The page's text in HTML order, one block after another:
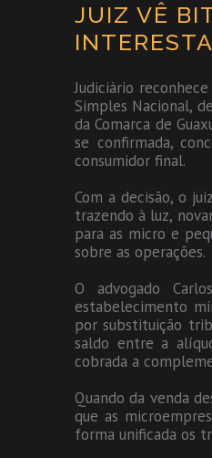
JUIZ VÊ
Judiciário
Simples Nacional,
da Comarca de
se confirmada,
consumidor final.
Com a decisão, o
trazendo à luz,
para as micro e
sobre as operações.
O advogado
estabelecimento
por substituição
saldo entre a
cobrada a
Quando da venda
que as
forma unificada os